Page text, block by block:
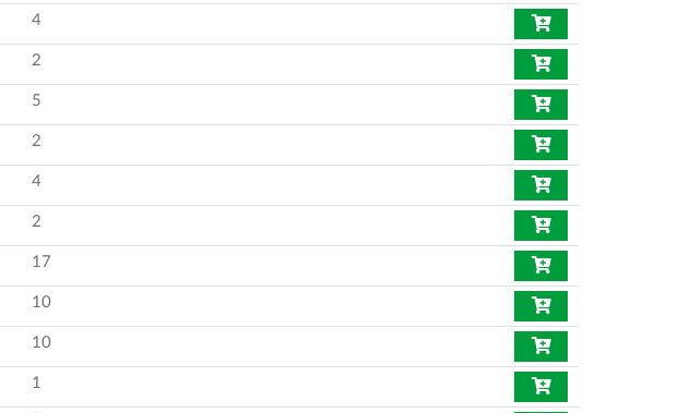
4
2
5
2
4
2
17
10
10
1